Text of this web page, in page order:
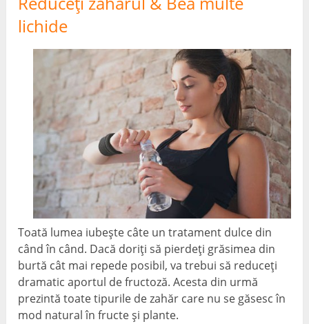
lichide
Toată lumea iubește câte un tratament dulce din
când în când. Dacă doriți să pierdeți grăsimea din
burtă cât mai repede posibil, va trebui să reduceți
dramatic aportul de fructoză. Acesta din urmă
prezintă toate tipurile de zahăr care nu se găsesc în
mod natural în fructe și plante.